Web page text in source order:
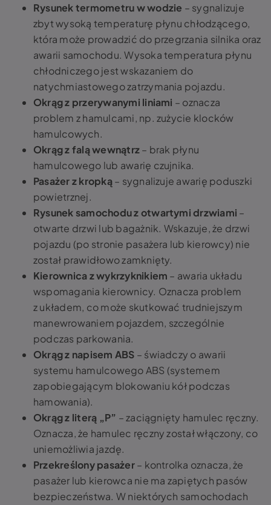
Rysunek termometru w wodzie – sygnalizuje
zbyt wysoką temperaturę płynu chłodzącego,
która może prowadzić do przegrzania silnika oraz
awarii samochodu. Wysoka temperatura płynu
chłodniczego jest wskazaniem do
natychmiastowego zatrzymania pojazdu.
Okrąg z przerywanymi liniami – oznacza
problem z hamulcami, np. zużycie klocków
hamulcowych.
Okrąg z falą wewnątrz– brak płynu
hamulcowego lub awarię czujnika.
Pasażer z kropką– sygnalizuje awarię poduszki
powietrznej.
Rysunek samochodu z otwartymi drzwiami –
otwarte drzwi lub bagażnik. Wskazuje, że drzwi
pojazdu (po stronie pasażera lub kierowcy) nie
został prawidłowo zamknięty.
Kierownica z wykrzyknikiem – awaria układu
wspomagania kierownicy. Oznacza problem
z układem, co może skutkować trudniejszym
manewrowaniem pojazdem, szczególnie
podczas parkowania.
Okrąg z napisem ABS – świadczy o awarii
systemu hamulcowego ABS (systemem
zapobiegającym blokowaniu kół podczas
hamowania).
Okrąg z literą „P” – zaciągnięty hamulec ręczny.
Oznacza, że hamulec ręczny został włączony, co
uniemożliwia jazdę.
Przekreślony pasażer– kontrolka oznacza, że
pasażer lub kierowca nie ma zapiętych pasów
bezpieczeństwa. W niektórych samochodach